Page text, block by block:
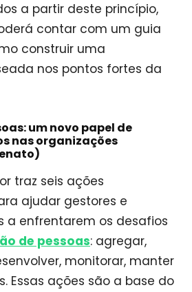
a partir deste princípio,
contar com um guia
construir uma
nos pontos fortes da
um novo papel de
nas organizações
traz seis ações
ajudar gestores e
a enfrentarem os desafios
de pessoas: agregar,
monitorar, manter
Essas ações são a base do